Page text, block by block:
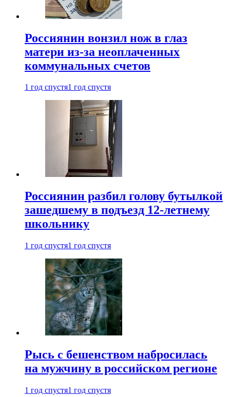
Россиянин вонзил нож в глаз
матери из-за неоплаченных
коммунальных счетов
1 год спустя1 год спустя
Россиянин разбил голову бутылкой
зашедшему в подъезд 12-летнему
школьнику
1 год спустя1 год спустя
Рысь с бешенством набросилась
на мужчину в российском регионе
1 год спустя1 год спустя